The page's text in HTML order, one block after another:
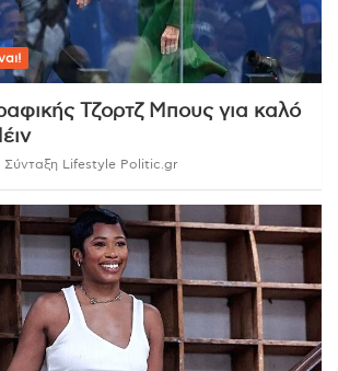
Τζορτζ Μπους για καλό
Σύνταξη Lifestyle Politic.gr